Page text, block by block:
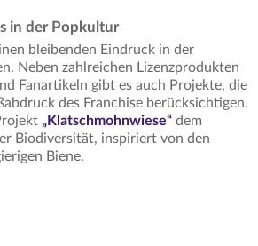
in der Popkultur
bleibenden Eindruck in der
Neben zahlreichen Lizenzprodukten
Fanartikeln gibt es auch Projekte, die
des Franchise berücksichtigen.
„Klatschmohnwiese“ dem
Biodiversität, inspiriert von den
Biene.